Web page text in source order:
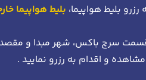
بلیط هواپیما، بلیط هواپیما
قسمت سرچ باکس، شهر مبدا و
و اقدام به رزرو نمایید .